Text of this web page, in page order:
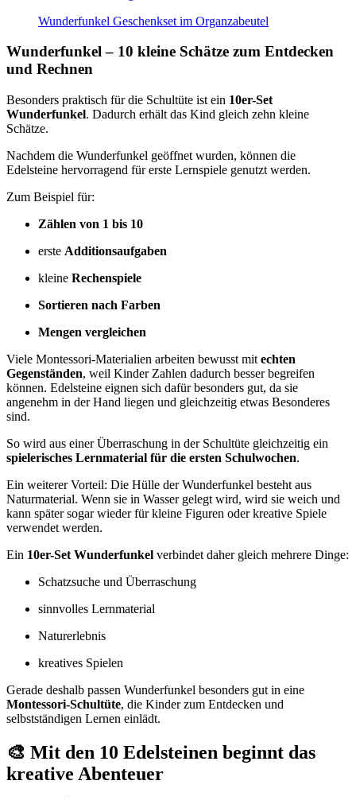
Wunderfunkel Geschenkset im Organzabeutel
Wunderfunkel – 10 kleine Schätze zum Entdecken
und Rechnen
Besonders praktisch für die Schultüte ist ein 10er-Set
Wunderfunkel. Dadurch erhält das Kind gleich zehn kleine
Schätze.
Nachdem die Wunderfunkel geöffnet wurden, können die
Edelsteine hervorragend für erste Lernspiele genutzt werden.
Zum Beispiel für:
Zählen von 1 bis 10
erste Additionsaufgaben
kleine Rechenspiele
Sortieren nach Farben
Mengen vergleichen
Viele Montessori-Materialien arbeiten bewusst mit echten
Gegenständen, weil Kinder Zahlen dadurch besser begreifen
können. Edelsteine eignen sich dafür besonders gut, da sie
angenehm in der Hand liegen und gleichzeitig etwas Besonderes
sind.
So wird aus einer Überraschung in der Schultüte gleichzeitig ein
spielerisches Lernmaterial für die ersten Schulwochen.
Ein weiterer Vorteil: Die Hülle der Wunderfunkel besteht aus
Naturmaterial. Wenn sie in Wasser gelegt wird, wird sie weich und
kann später sogar wieder für kleine Figuren oder kreative Spiele
verwendet werden.
Ein 10er-Set Wunderfunkel verbindet daher gleich mehrere Dinge:
Schatzsuche und Überraschung
sinnvolles Lernmaterial
Naturerlebnis
kreatives Spielen
Gerade deshalb passen Wunderfunkel besonders gut in eine
Montessori-Schultüte, die Kinder zum Entdecken und
selbstständigen Lernen einlädt.
🎨 Mit den 10 Edelsteinen beginnt das
kreative Abenteuer